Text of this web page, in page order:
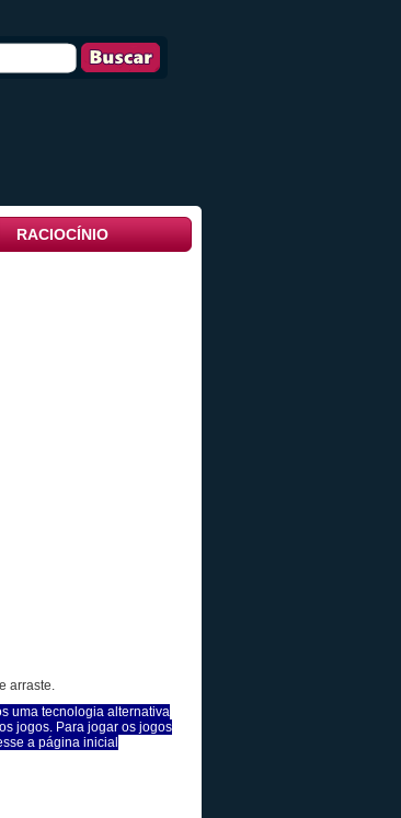
RACIOCÍNIO
arraste.
uma tecnologia alternativa
jogos. Para jogar os jogos
a página inicial